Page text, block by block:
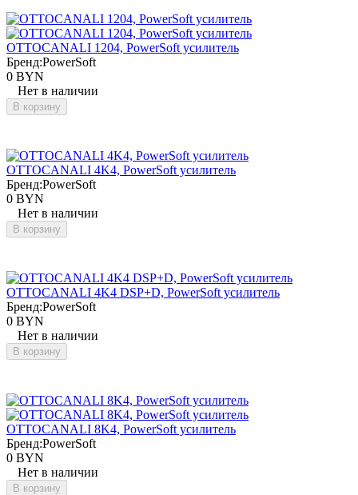
OTTOCANALI 1204, PowerSoft усилитель
Бренд:PowerSoft
0 BYN
Нет в наличии
В корзину
OTTOCANALI 4K4, PowerSoft усилитель
Бренд:PowerSoft
0 BYN
Нет в наличии
В корзину
OTTOCANALI 4K4 DSP+D, PowerSoft усилитель
Бренд:PowerSoft
0 BYN
Нет в наличии
В корзину
OTTOCANALI 8K4, PowerSoft усилитель
Бренд:PowerSoft
0 BYN
Нет в наличии
В корзину